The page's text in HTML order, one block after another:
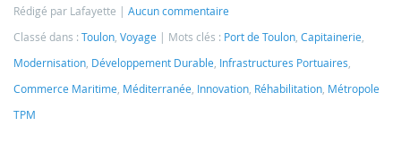
Rédigé par Lafayette
Aucun commentaire
Classé dans : Toulon, Voyage Mots clés : Port de Toulon, Capitainerie,
Modernisation, Développement Durable, Infrastructures Portuaires,
Commerce Maritime, Méditerranée, Innovation, Réhabilitation, Métropole
TPM